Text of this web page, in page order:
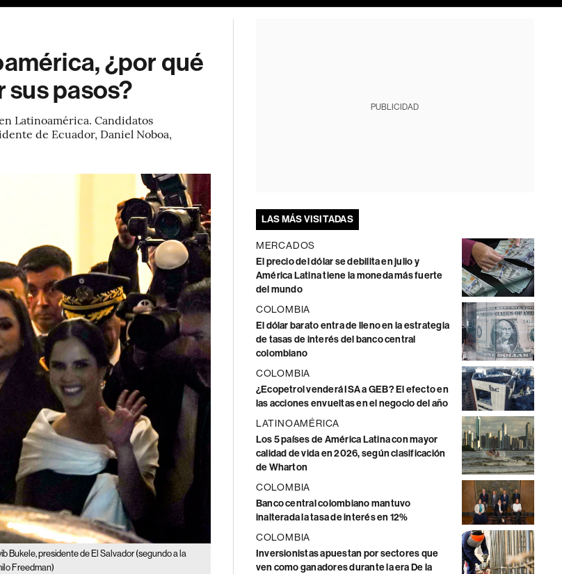
¿por qué
pasos?
Latinoamérica. Candidatos
de Ecuador, Daniel Noboa,
Bukele, presidente de El Salvador (segundo a la
Freedman)
PUBLICIDAD
LAS MÁS VISITADAS
MERCADOS
El precio del dólar se debilita en julio y
América Latina tiene la moneda más fuerte
del mundo
COLOMBIA
El dólar barato entra de lleno en la estrategia
de tasas de interés del banco central
colombiano
COLOMBIA
¿Ecopetrol venderá ISA a GEB? El efecto en
las acciones envueltas en el negocio del año
LATINOAMÉRICA
Los 5 países de América Latina con mayor
calidad de vida en 2026, según clasificación
de Wharton
COLOMBIA
Banco central colombiano mantuvo
inalterada la tasa de interés en 12%
COLOMBIA
Inversionistas apuestan por sectores que
ven como ganadores durante la era De la